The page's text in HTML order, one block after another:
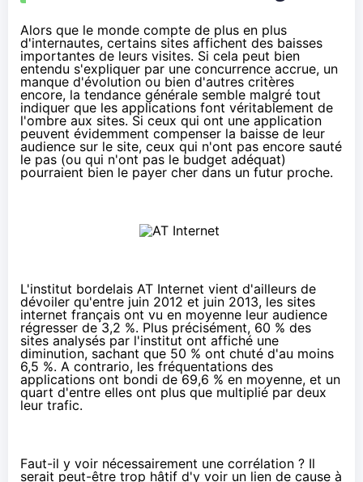
Alors que le monde compte de plus en plus
d'internautes, certains sites affichent des baisses
importantes de leurs visites. Si cela peut bien
entendu s'expliquer par une concurrence accrue, un
manque d'évolution ou bien d'autres critères
encore, la tendance générale semble malgré tout
indiquer que les applications font véritablement de
l'ombre aux sites. Si ceux qui ont une application
peuvent évidemment compenser la baisse de leur
audience sur le site, ceux qui n'ont pas encore sauté
le pas (ou qui n'ont pas le budget adéquat)
pourraient bien le payer cher dans un futur proche.
L'institut bordelais AT Internet vient d'ailleurs de
dévoiler qu'entre juin 2012 et juin 2013, les sites
internet français ont vu en moyenne leur audience
régresser de 3,2 %. Plus précisément, 60 % des
sites analysés par l'institut ont affiché une
diminution, sachant que 50 % ont chuté d'au moins
6,5 %. A contrario, les fréquentations des
applications ont bondi de 69,6 % en moyenne, et un
quart d'entre elles ont plus que multiplié par deux
leur trafic.
Faut-il y voir nécessairement une corrélation ? Il
serait peut-être trop hâtif d'y voir un lien de cause à